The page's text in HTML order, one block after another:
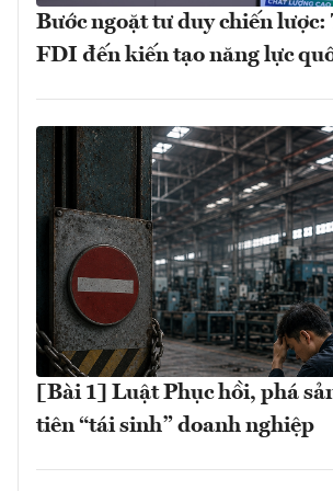
Bước ngoặt tư duy chiến
FDI đến kiến tạo năng lực
[Bài 1] Luật Phục hồi, phá
tiên “tái sinh” doanh nghiệp